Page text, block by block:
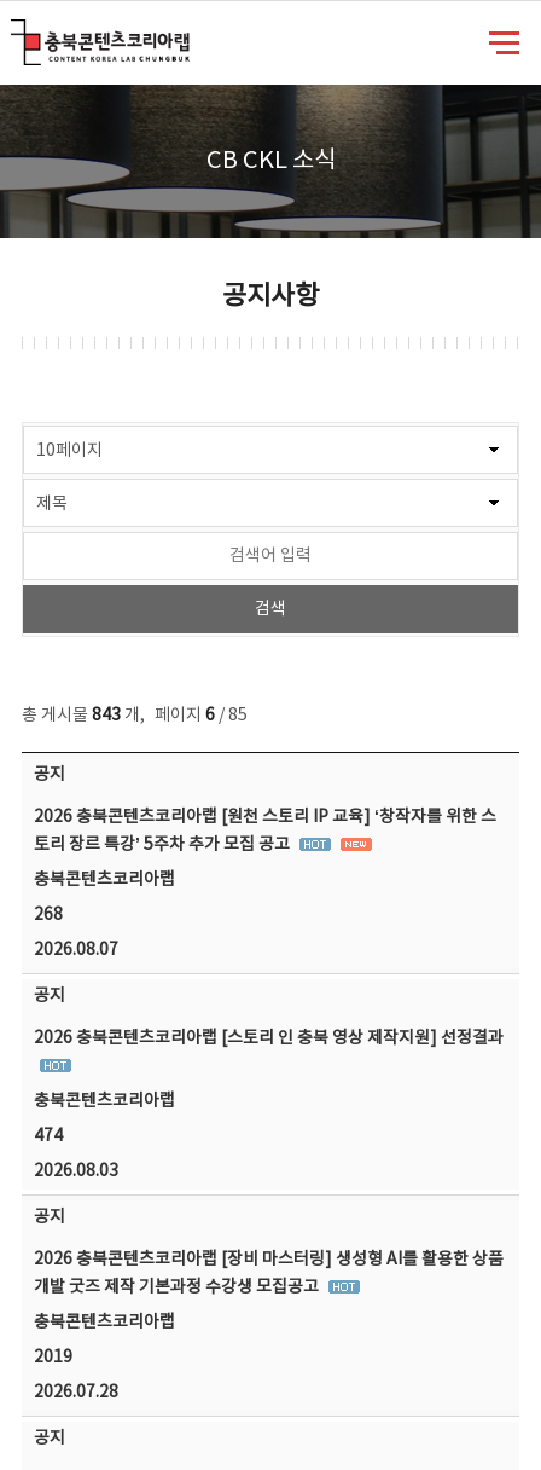
CB CKL 소식
공지사항
총 게시물 843개, 페이지 6/ 85
공지사항 목록 - 번호, 제목, 작성자, 파일, 조회수, 작성일 정보 제공
공지
2026 충북콘텐츠코리아랩 [원천 스토리 IP 교육] ‘창작자를 위한 스
토리 장르 특강’ 5주차 추가 모집 공고
충북콘텐츠코리아랩
268
2026.08.07
공지
2026 충북콘텐츠코리아랩 [스토리 인 충북 영상 제작지원] 선정결과
충북콘텐츠코리아랩
474
2026.08.03
공지
2026 충북콘텐츠코리아랩 [장비 마스터링] 생성형 AI를 활용한 상품
개발 굿즈 제작 기본과정 수강생 모집공고
충북콘텐츠코리아랩
2019
2026.07.28
공지